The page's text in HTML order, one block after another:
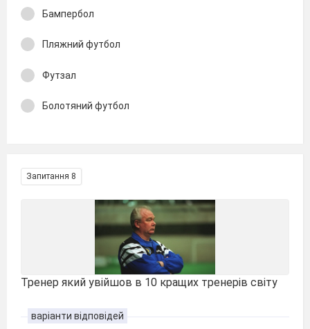
Бампербол
Пляжний футбол
Футзал
Болотяний футбол
Запитання 8
Тренер який увійшов в 10 кращих тренерів світу
варіанти відповідей